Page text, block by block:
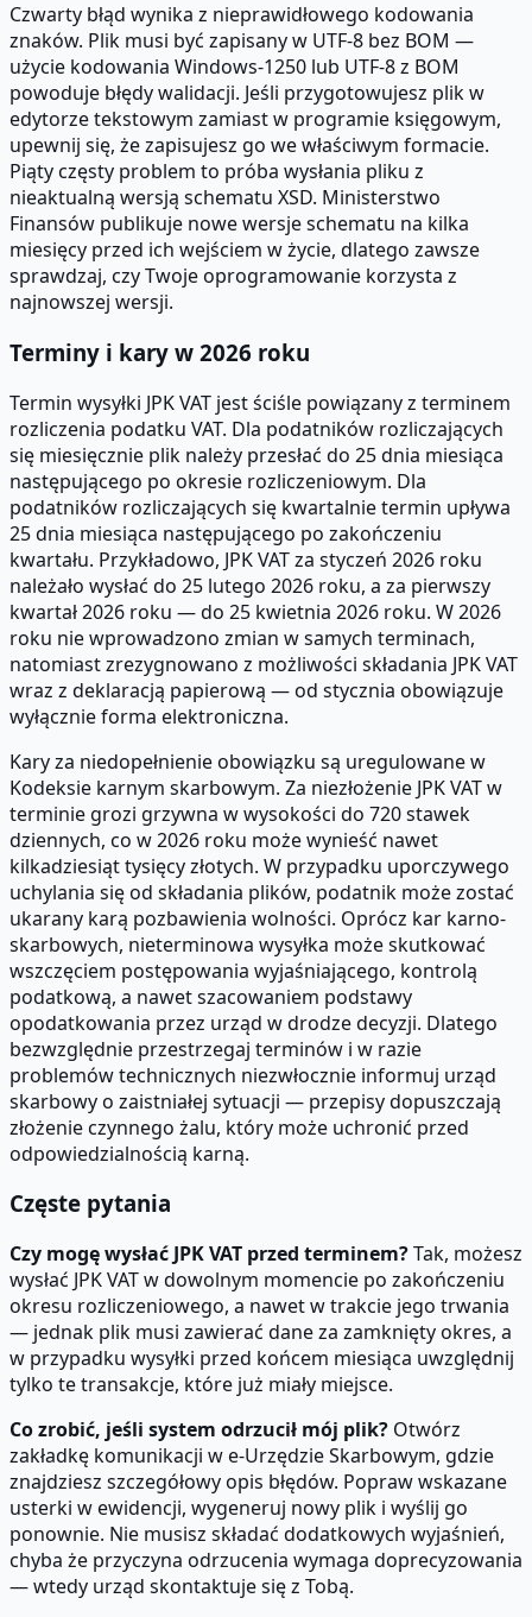
Czwarty błąd wynika z nieprawidłowego kodowania
znaków. Plik musi być zapisany w UTF-8 bez BOM —
użycie kodowania Windows-1250 lub UTF-8 z BOM
powoduje błędy walidacji. Jeśli przygotowujesz plik w
edytorze tekstowym zamiast w programie księgowym,
upewnij się, że zapisujesz go we właściwym formacie.
Piąty częsty problem to próba wysłania pliku z
nieaktualną wersją schematu XSD. Ministerstwo
Finansów publikuje nowe wersje schematu na kilka
miesięcy przed ich wejściem w życie, dlatego zawsze
sprawdzaj, czy Twoje oprogramowanie korzysta z
najnowszej wersji.
Terminy i kary w 2026 roku
Termin wysyłki JPK VAT jest ściśle powiązany z terminem
rozliczenia podatku VAT. Dla podatników rozliczających
się miesięcznie plik należy przesłać do 25 dnia miesiąca
następującego po okresie rozliczeniowym. Dla
podatników rozliczających się kwartalnie termin upływa
25 dnia miesiąca następującego po zakończeniu
kwartału. Przykładowo, JPK VAT za styczeń 2026 roku
należało wysłać do 25 lutego 2026 roku, a za pierwszy
kwartał 2026 roku — do 25 kwietnia 2026 roku. W 2026
roku nie wprowadzono zmian w samych terminach,
natomiast zrezygnowano z możliwości składania JPK VAT
wraz z deklaracją papierową — od stycznia obowiązuje
wyłącznie forma elektroniczna.
Kary za niedopełnienie obowiązku są uregulowane w
Kodeksie karnym skarbowym. Za niezłożenie JPK VAT w
terminie grozi grzywna w wysokości do 720 stawek
dziennych, co w 2026 roku może wynieść nawet
kilkadziesiąt tysięcy złotych. W przypadku uporczywego
uchylania się od składania plików, podatnik może zostać
ukarany karą pozbawienia wolności. Oprócz kar karno-
skarbowych, nieterminowa wysyłka może skutkować
wszczęciem postępowania wyjaśniającego, kontrolą
podatkową, a nawet szacowaniem podstawy
opodatkowania przez urząd w drodze decyzji. Dlatego
bezwzględnie przestrzegaj terminów i w razie
problemów technicznych niezwłocznie informuj urząd
skarbowy o zaistniałej sytuacji — przepisy dopuszczają
złożenie czynnego żalu, który może uchronić przed
odpowiedzialnością karną.
Częste pytania
Czy mogę wysłać JPK VAT przed terminem?Tak, możesz
wysłać JPK VAT w dowolnym momencie po zakończeniu
okresu rozliczeniowego, a nawet w trakcie jego trwania
— jednak plik musi zawierać dane za zamknięty okres, a
w przypadku wysyłki przed końcem miesiąca uwzględnij
tylko te transakcje, które już miały miejsce.
Co zrobić, jeśli system odrzucił mój plik? Otwórz
zakładkę komunikacji w e-Urzędzie Skarbowym, gdzie
znajdziesz szczegółowy opis błędów. Popraw wskazane
usterki w ewidencji, wygeneruj nowy plik i wyślij go
ponownie. Nie musisz składać dodatkowych wyjaśnień,
chyba że przyczyna odrzucenia wymaga doprecyzowania
— wtedy urząd skontaktuje się z Tobą.